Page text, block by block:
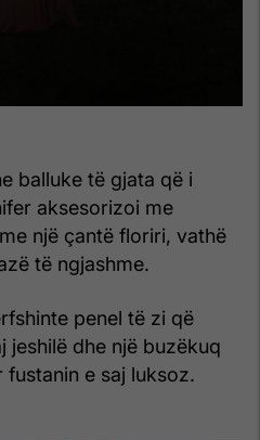
balluke të gjata që i
aksesorizoi me
një çantë floriri, vathë
të ngjashme.
penel të zi që
jeshilë dhe një buzëkuq
e saj luksoz.